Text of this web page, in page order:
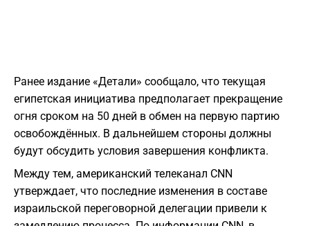
Ранее издание «Детали» сообщало, что текущая
египетская инициатива предполагает прекращение
огня сроком на 50 дней в обмен на первую партию
освобождённых. В дальнейшем стороны должны
будут обсудить условия завершения конфликта.
Между тем, американский телеканал CNN
утверждает, что последние изменения в составе
израильской переговорной делегации привели к